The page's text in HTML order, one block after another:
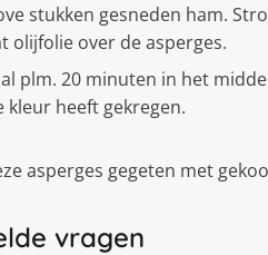
stukken gesneden ham.
olijfolie over de asperges.
plm. 20 minuten in het
kleur heeft gekregen.
asperges gegeten met
vragen